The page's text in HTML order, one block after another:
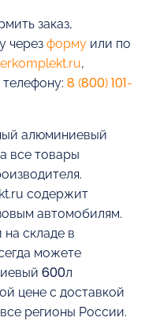
заказ,
через форму или по
,
8 (800) 101-
алюминиевый
все товары
содержит
автомобилям.
складе в
можете
600л
цене с доставкой
регионы России.